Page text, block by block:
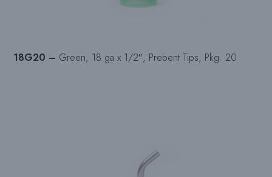
18G20 – Green, 18 ga x 1/2″, Prebent Tips, Pkg. 20